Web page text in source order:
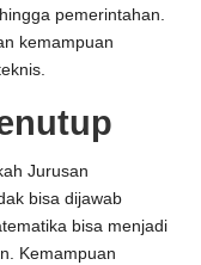
pemerintahan.
kemampuan
Jurusan
bisa dijawab
bisa menjadi
Kemampuan